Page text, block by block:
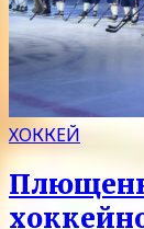
ХОККЕЙ